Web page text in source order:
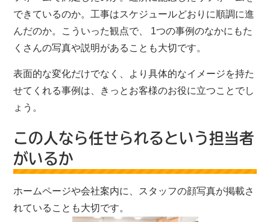
できているのか。工事はスケジュールどおりに順調に進
んだのか。こういった観点で、 1つの事例のなかにもた
くさんの写真や説明があることも大切です。
表面的な変化だけでなく、より具体的なイメージを持た
せてくれる事例は、きっとお客様のお役に立つことでし
ょう。
この人なら任せられるという担当者
がいるか
ホームページや会社案内に、スタッフの顔写真が掲載さ
れていることも大切です。